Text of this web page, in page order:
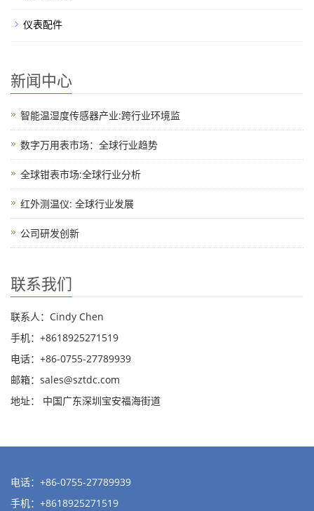
仪表配件
新闻中心
智能温湿度传感器产业:跨行业环境监
数字万用表市场：全球行业趋势
全球钳表市场:全球行业分析
红外测温仪: 全球行业发展
公司研发创新
联系我们
联系人：Cindy Chen
手机：+8618925271519
电话：+86-0755-27789939
邮箱： sales@sztdc.com
地址： 中国广东深圳宝安福海街道
电话：+86-0755-27789939
手机：+8618925271519